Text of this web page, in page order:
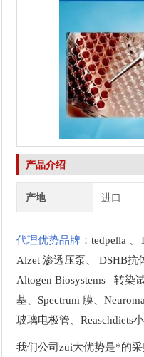
产品介绍
产地 进口
代理优势品牌： tedpella
Alzet 渗透压泵
DSHB抗
Altogen Biosystems 转染
基
Spectrum 膜
玻璃电极管
Reaschdiets
我们公司zui大优势是*的